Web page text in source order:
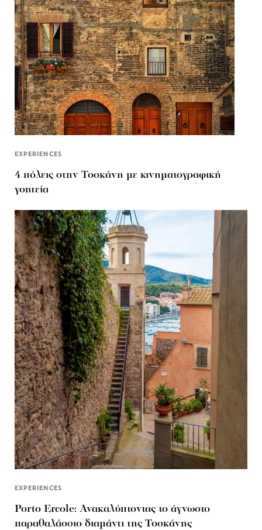
EXPERIENCES
4 πόλεις στην Τοσκάνη με κινηματογραφική
γοητεία
EXPERIENCES
Porto Ercole: Ανακαλύπτοντας το άγνωστο
παραθαλάσσιο διαμάντι της Τοσκάνης